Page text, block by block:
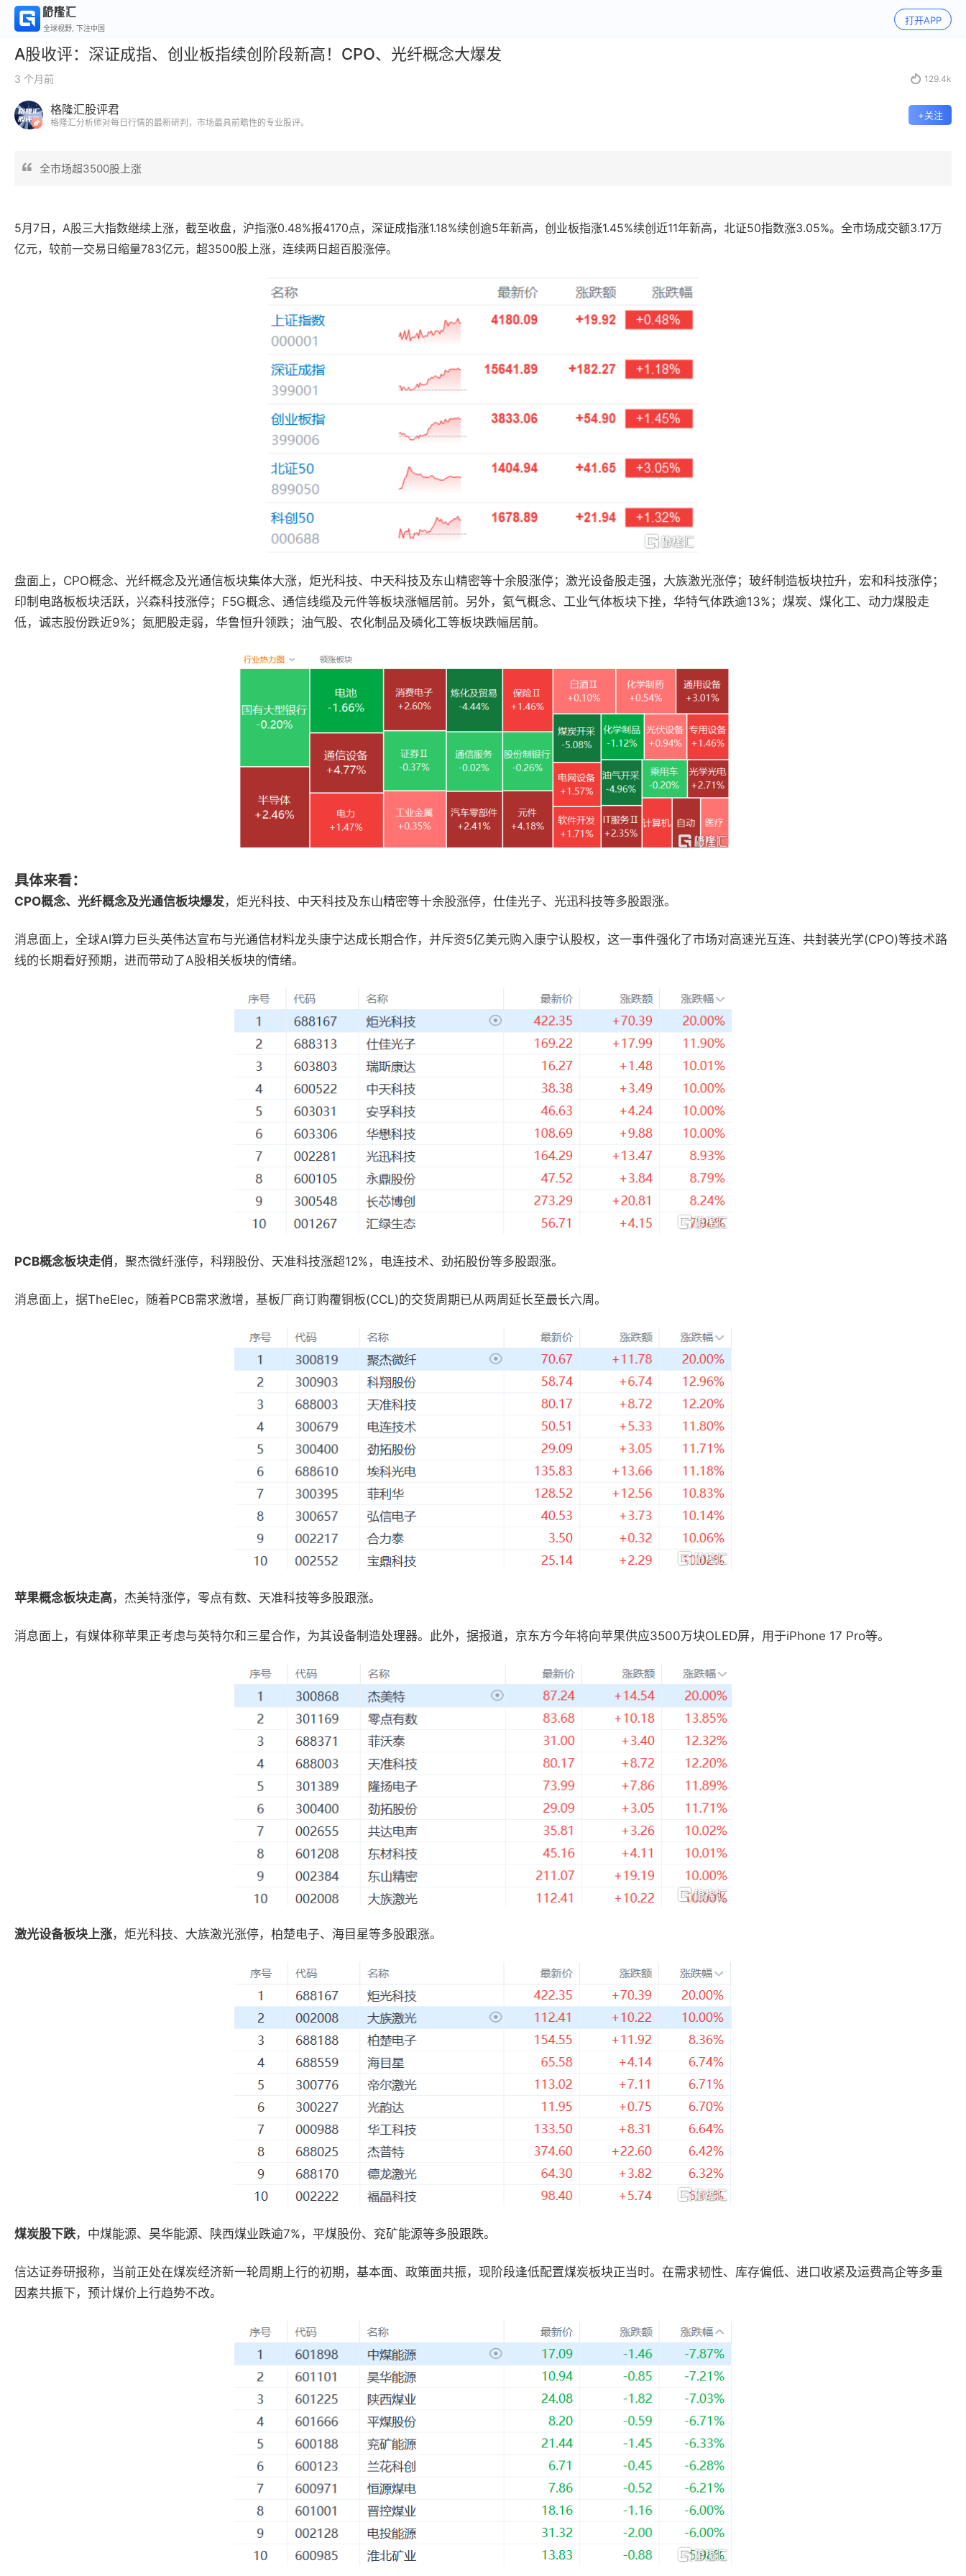
全球视野, 下注中国
打开APP
A股收评：深证成指、创业板指续创阶段新高！CPO、光纤概念大爆发
3 个月前  129.4k
格隆汇股评君
格隆汇分析师对每日行情的最新研判，市场最具前瞻性的专业股评。
+关注
全市场超3500股上涨
5月7日， A股三大指数继续上涨，截至收盘，沪指涨0.48%报4170点，深证成指涨1.18%续创逾5年新高，创业板指涨1.45%续创近11年新高，北证50指数涨3.05%。全市场成交额3.17万
亿元，较前一交易日缩量783亿元，超3500股上涨，连续两日超百股涨停。
盘面上，CPO概念、光纤概念及光通信板块集体大涨，炬光科技、中天科技及东山精密等十余股涨停；激光设备股走强，大族激光涨停；玻纤制造板块拉升，宏和科技涨停；
印制电路板板块活跃，兴森科技涨停；F5G概念、通信线缆及元件等板块涨幅居前。另外，氦气概念、工业气体板块下挫，华特气体跌逾13%；煤炭、煤化工、动力煤股走
低，诚志股份跌近9%；氮肥股走弱，华鲁恒升领跌；油气股、农化制品及磷化工等板块跌幅居前。
具体来看：
CPO概念、光纤概念及光通信板块爆发，炬光科技、中天科技及东山精密等十余股涨停，仕佳光子、光迅科技等多股跟涨。
消息面上，全球AI算力巨头英伟达宣布与光通信材料龙头康宁达成长期合作，并斥资5亿美元购入康宁认股权，这一事件强化了市场对高速光互连、共封装光学(CPO)等技术路
线的长期看好预期，进而带动了A股相关板块的情绪。
PCB概念板块走俏 ，聚杰微纤涨停，科翔股份、天准科技涨超12%，电连技术、劲拓股份等多股跟涨。
消息面上，据TheElec，随着PCB需求激增，基板厂商订购覆铜板(CCL)的交货周期已从两周延长至最长六周。
苹果概念板块走高，杰美特涨停，零点有数、天准科技等多股跟涨。
消息面上，有媒体称苹果正考虑与英特尔和三星合作，为其设备制造处理器。此外，据报道，京东方今年将向苹果供应3500万块OLED屏，用于iPhone 17 Pro等。
激光设备板块上涨，炬光科技、大族激光涨停，柏楚电子、海目星等多股跟涨。
煤炭股下跌，中煤能源、昊华能源、陕西煤业跌逾7%，平煤股份、兖矿能源等多股跟跌。
信达证券研报称，当前正处在煤炭经济新一轮周期上行的初期，基本面、政策面共振，现阶段逢低配置煤炭板块正当时。在需求韧性、库存偏低、进口收紧及运费高企等多重
因素共振下，预计煤价上行趋势不改。